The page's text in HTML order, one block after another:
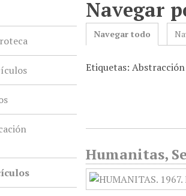
Navegar
Navegar todo
Etiquetas: Abstracción
Humanitas,